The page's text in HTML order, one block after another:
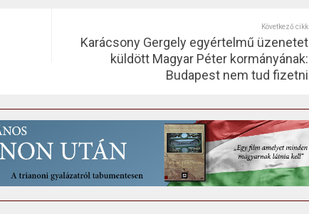
Következő cikk
Karácsony Gergely egyértelmű üzenetet
küldött Magyar Péter kormányának:
Budapest nem tud fizetni